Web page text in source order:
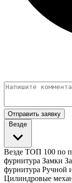
Отправить заявку
Везде
Везде ТОП 100 по
фурнитура Замки
фурнитура Ручной
Цилиндровые